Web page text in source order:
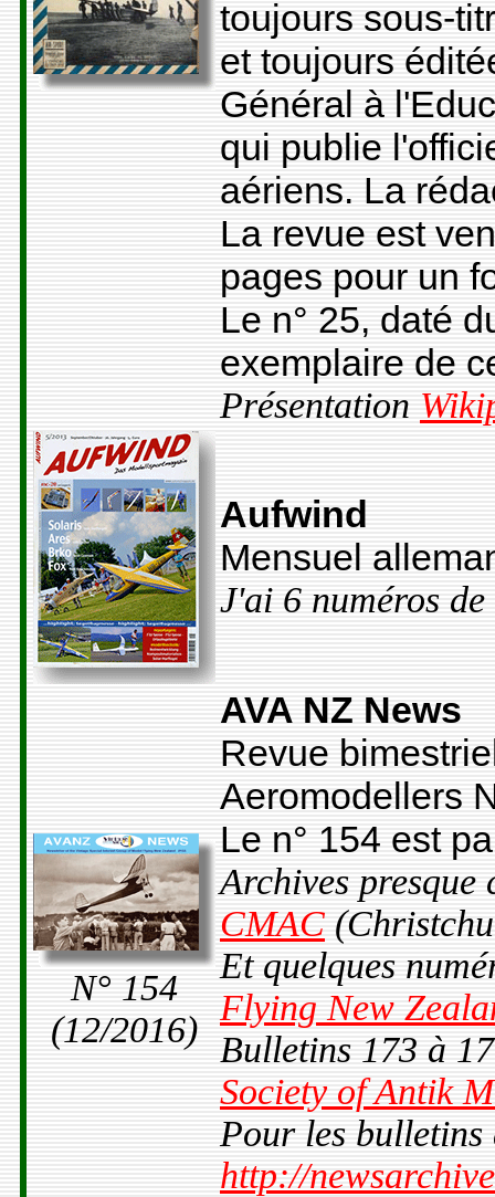
toujours sous-
et toujours
Général à
qui publie
aériens. La
La revue est
pages pour un
Le n° 25, daté
exemplaire de
Présentation
Aufwind
Mensuel
J'ai 6 numéros
N° 154
(12/2016)
AVA NZ News
Revue
Aeromodellers
Le n° 154 est
Archives presque
CMAC
Et quelques
Flying New
Bulletins 173 à
Society of Antik
Pour les
http://